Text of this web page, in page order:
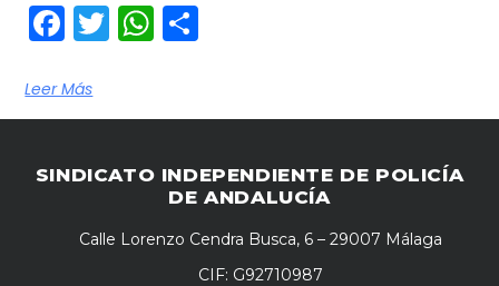
Facebook
TwitterWhatsApp
Leer Más
SINDICATO INDEPENDIENTE DE POLICÍA
DE ANDALUCÍA
Calle Lorenzo Cendra Busca, 6 – 29007 Málaga
CIF: G92710987